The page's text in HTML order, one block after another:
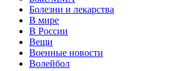
Болезни и лекарства
В мире
В России
Вещи
Военные новости
Волейбол